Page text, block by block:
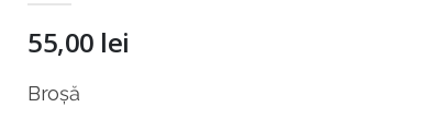
55,00 lei
Broșă